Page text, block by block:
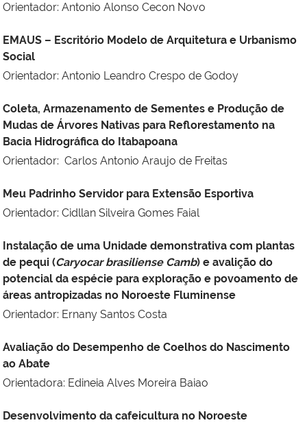
Orientador: Antonio Alonso Cecon Novo
EMAUS – Escritório Modelo de Arquitetura e Urbanismo
Social
Orientador: Antonio Leandro Crespo de Godoy
Coleta, Armazenamento de Sementes e Produção de
Mudas de Árvores Nativas para Reflorestamento na
Bacia Hidrográfica do Itabapoana
Orientador: Carlos Antonio Araujo de Freitas
Meu Padrinho Servidor para Extensão Esportiva
Orientador: Cidllan Silveira Gomes Faial
Instalação de uma Unidade demonstrativa com plantas
de pequi (Caryocar brasiliense Camb) e avalição do
potencial da espécie para exploração e povoamento de
áreas antropizadas no Noroeste Fluminense
Orientador: Ernany Santos Costa
Avaliação do Desempenho de Coelhos do Nascimento
ao Abate
Orientadora: Edineia Alves Moreira Baiao
Desenvolvimento da cafeicultura no Noroeste